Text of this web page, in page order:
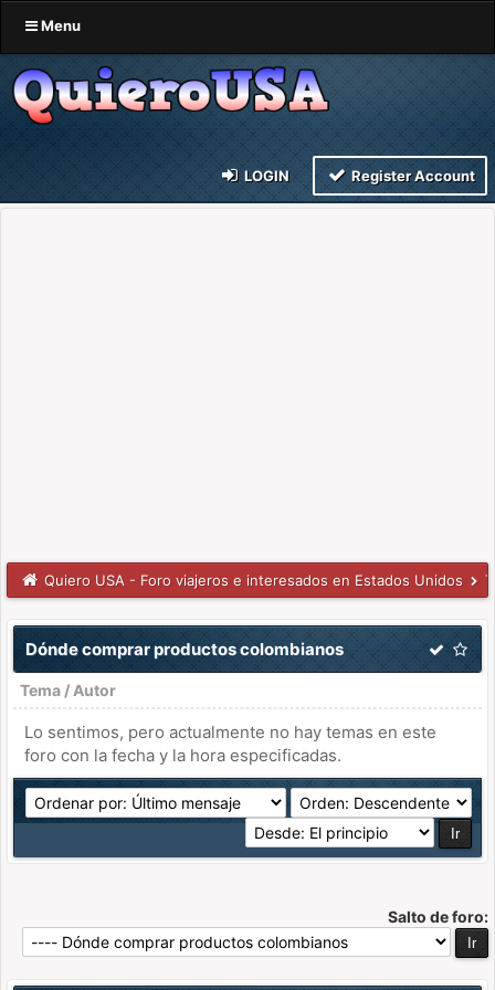
Menu
LOGIN Register Account
Quiero USA - Foro viajeros e interesados en Estados Unidos
Dónde comprar productos colombianos
Tema / Autor
Lo sentimos, pero actualmente no hay temas en este
foro con la fecha y la hora especificadas.
Salto de foro: